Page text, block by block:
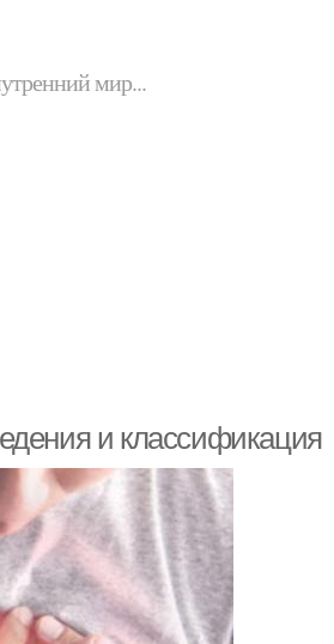
мир...
и классификация